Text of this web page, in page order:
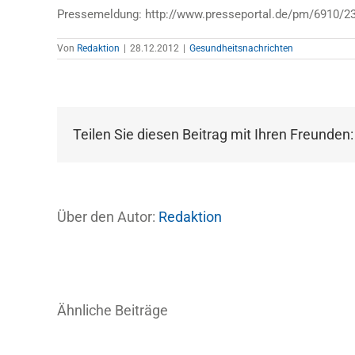
Pressemeldung: http://www.presseportal.de/pm/6910/
Von Redaktion | 28.12.2012 | Gesundheitsnachrichten
Teilen Sie diesen Beitrag mit Ihren Freunden:
Über den Autor: Redaktion
Ähnliche Beiträge